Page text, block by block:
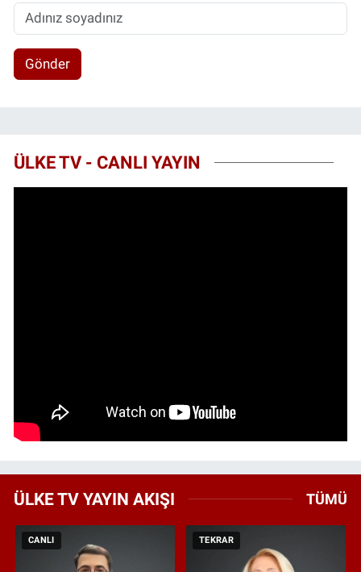
Gönder
ÜLKE TV - CANLI YAYIN
ÜLKE TV YAYIN AKIŞI TÜMÜ
CANLI TEKRAR